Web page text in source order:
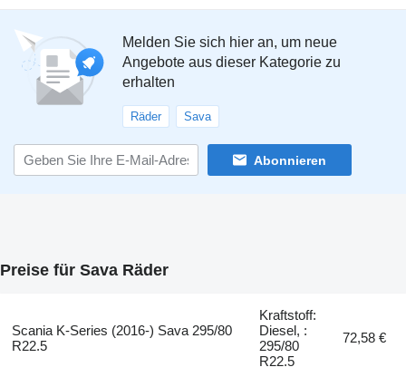
Melden Sie sich hier an, um neue
Angebote aus dieser Kategorie zu
erhalten
Räder Sava
Abonnieren
Preise für Sava Räder
Scania K-Series (2016-) Sava 295/80
R22.5
Kraftstoff:
Diesel, :
295/80
R22.5
72,58 €